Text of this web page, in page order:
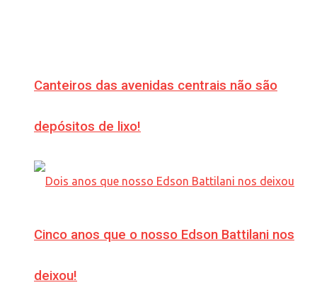
Canteiros das avenidas centrais não são
depósitos de lixo!
Cinco anos que o nosso Edson Battilani nos
deixou!